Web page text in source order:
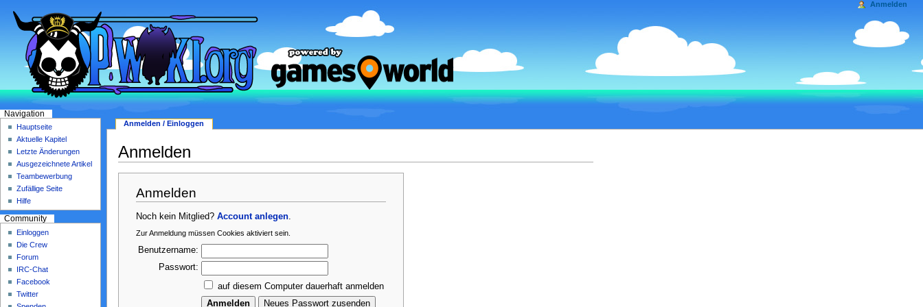
Anmelden
Anmelden
Noch kein Mitglied?Account anlegen
Zur Anmeldung müssen Cookies aktiviert sein.
Benutzername:
Passwort:
auf diesem Computer dauerhaft anmelden
Anmelden / Einloggen
Anmelden
Navigation
Hauptseite
Aktuelle Kapitel
Letzte Änderungen
Ausgezeichnete Artikel
Teambewerbung
Zufällige Seite
Hilfe
Community
Einloggen
Die Crew
Forum
IRC-Chat
Facebook
Twitter